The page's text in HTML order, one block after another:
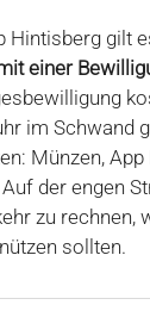
Hintisberg gilt
einer
im Schwand
Münzen, App
der engen
zu rechnen,
sollten.